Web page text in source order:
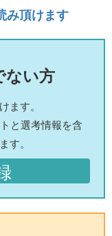
み頂けます
ない方
ます。
と選考情報を含
す。